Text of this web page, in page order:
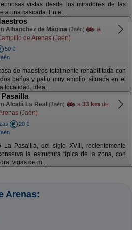
vistas desde los miradores de las
a una cascada. En e ...
Albanchez de Mágina (Jaén)
a
de Arenas (Jaén)
50 €
de maestros totalmente rehabilitada con
baños y patio muy amplio. situada en el
localidad. idea ...
Alcalá La Real (Jaén) a 33 km de
(Jaén)
20 €
La Pasailla, del siglo XVIII, recientemente
la estructura típica de la zona, con
vigas de m ...
Arenas: